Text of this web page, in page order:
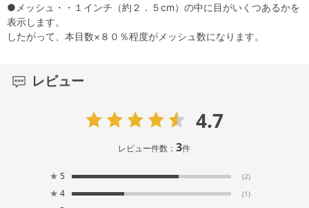
●メッシュ・・１インチ（約２．５cm）の中に目がいくつあるかを
表示します。
したがって、本目数×８０％程度がメッシュ数になります。
レビュー
4.7
レビュー件数：3件
★ 5 (2)
★ 4 (1)